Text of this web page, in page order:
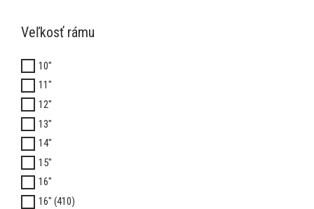
Veľkosť rámu
10"
11"
12"
13"
14"
15"
16"
16" (410)